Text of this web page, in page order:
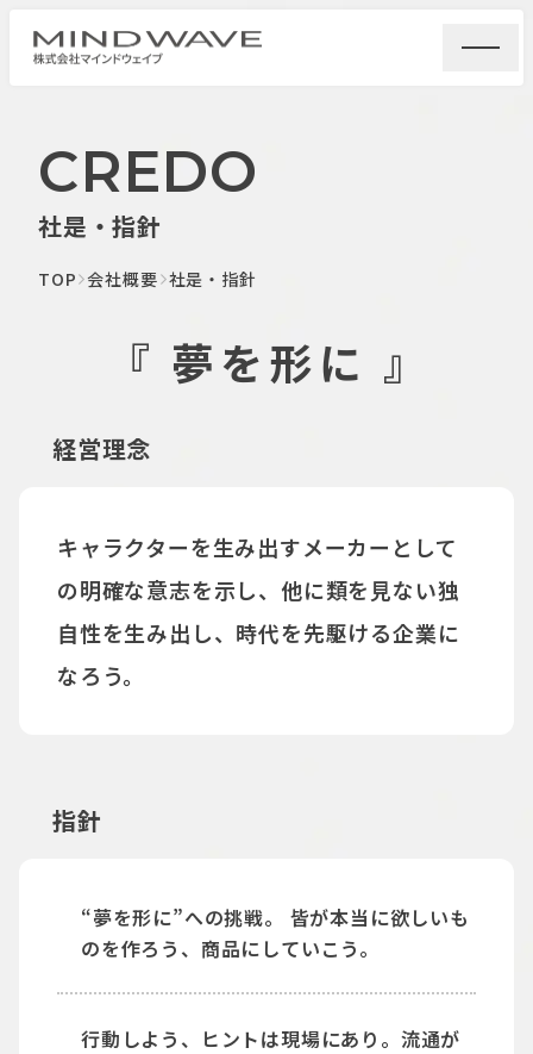
CREDO
社是・指針
TOP 会社概要 社是・指針
『 夢を形に 』
経営理念
キャラクターを生み出すメーカーとして
の明確な意志を示し、 他に類を見ない独
自性を生み出し、時代を先駆ける企業に
なろう。
指針
“夢を形に”への挑戦。 皆が本当に欲しいも
のを作ろう、商品にしていこう。
行動しよう、ヒントは現場にあり。流通が